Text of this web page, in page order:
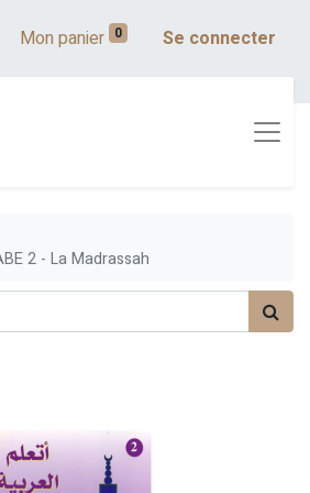
Mon panier 0 Se connecter
2 - La Madrassah